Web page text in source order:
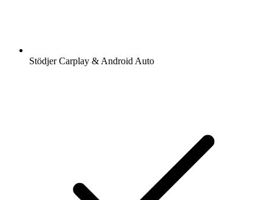
Stödjer Carplay & Android Auto